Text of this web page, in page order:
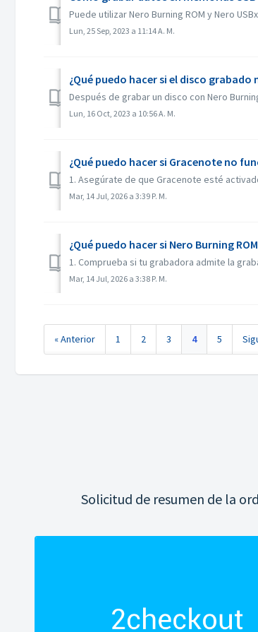
Puede utilizar Nero Burning ROM y Nero
Lun, 25 Sep, 2023 a 11:14 A. M.
¿Qué puedo hacer si el disco
Después de grabar un disco con Nero
Lun, 16 Oct, 2023 a 10:56 A. M.
¿Qué puedo hacer si Gracenote no
1. Asegúrate de que Gracenote esté
Mar, 14 Jul, 2026 a 3:39 P. M.
¿Qué puedo hacer si Nero Burning
1. Comprueba si tu grabadora admite la
Mar, 14 Jul, 2026 a 3:38 P. M.
« Anterior 1 2 3 4 5
Solicitud de resumen de la